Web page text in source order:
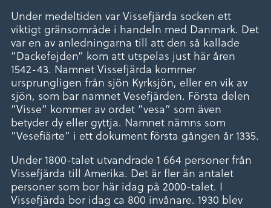
Under medeltiden var Vissefjärda socken ett
viktigt gränsområde i handeln med Danmark. Det
var en av anledningarna till att den så kallade
”Dackefejden” kom att utspelas just här åren
1542-43. Namnet Vissefjärda kommer
ursprungligen från sjön Kyrksjön, eller en vik av
sjön, som bar namnet Vesefjärden. Första delen
”Visse” kommer av ordet ”vesa” som även
betyder dy eller gyttja. Namnet nämns som
”Vesefiärte” i ett dokument första gången år 1335.
Under 1800-talet utvandrade 1 664 personer från
Vissefjärda till Amerika. Det är fler än antalet
personer som bor här idag på 2000-talet. I
Vissefjärda bor idag ca 800 invånare. 1930 blev